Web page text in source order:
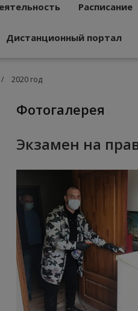
Расписание
Дистанционный портал
2020 год
Фотогалерея
Экзамен на